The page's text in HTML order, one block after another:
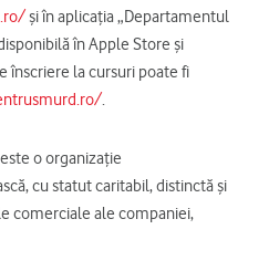
şi în aplicaţia „Departamentul
în Apple Store și
înscriere la cursuri poate fi
.
este o organizaţie
cu statut caritabil, distinctă şi
comerciale ale companiei,